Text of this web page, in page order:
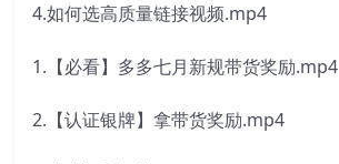
4.如何选高质量链接视频.mp4
1.【必看】多多七月新规带货奖励.mp4
2.【认证银牌】拿带货奖励.mp4